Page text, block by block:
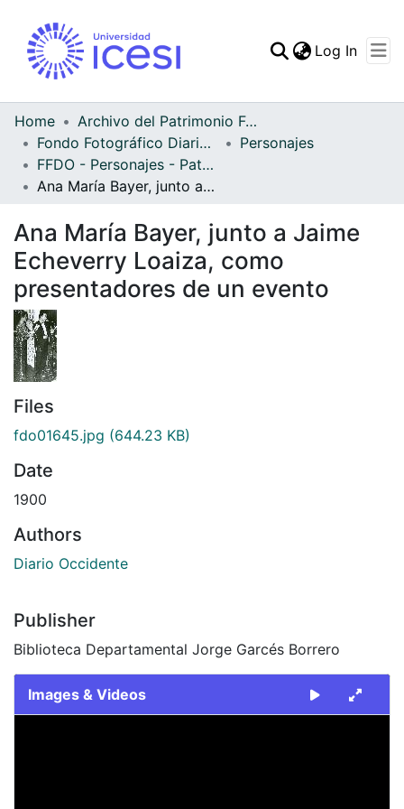
Statistics
Log In
Home
Archivo del Patrimonio Fotográfico y Fílmico del Valle del Cauca
Fondo Fotográfico Diario Occidente
Personajes
FFDO - Personajes - Patrimonial
Ana María Bayer, junto a Jaime Echeverry Loaiza, como presentadores de un evento
Ana María Bayer, junto a Jaime
Echeverry Loaiza, como
presentadores de un evento
Files
fdo01645.jpg (644.23 KB)
Date
1900
Authors
Diario Occidente
Publisher
Biblioteca Departamental Jorge Garcés Borrero
Images & Videos